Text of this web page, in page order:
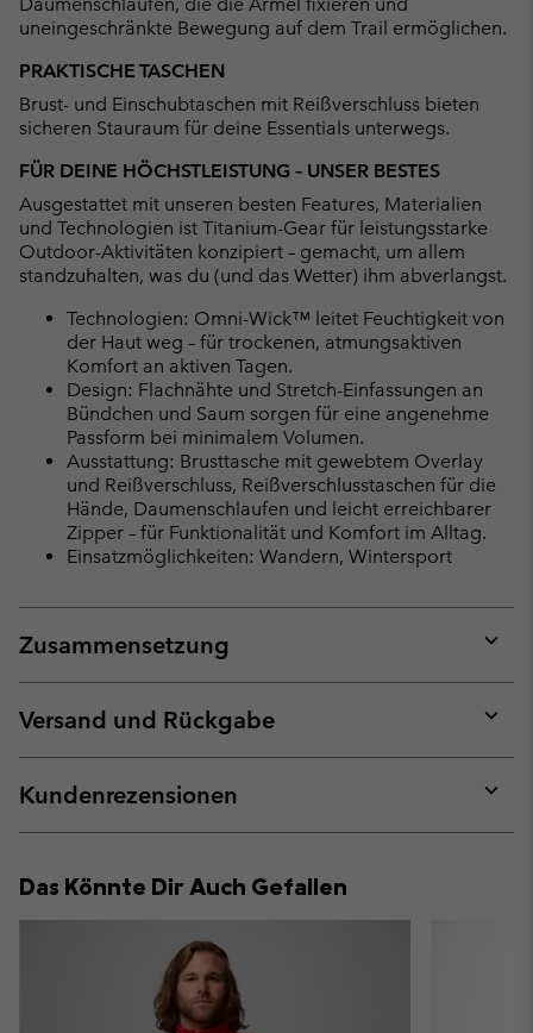
Daumenschlaufen, die die Ärmel fixieren und
uneingeschränkte Bewegung auf dem Trail ermöglichen.
PRAKTISCHE TASCHEN
Brust- und Einschubtaschen mit Reißverschluss bieten
sicheren Stauraum für deine Essentials unterwegs.
FÜR DEINE HÖCHSTLEISTUNG – UNSER BESTES
Ausgestattet mit unseren besten Features, Materialien
und Technologien ist Titanium-Gear für leistungsstarke
Outdoor-Aktivitäten konzipiert – gemacht, um allem
standzuhalten, was du (und das Wetter) ihm abverlangst.
Technologien: Omni-Wick™ leitet Feuchtigkeit von
der Haut weg – für trockenen, atmungsaktiven
Komfort an aktiven Tagen.
Design: Flachnähte und Stretch-Einfassungen an
Bündchen und Saum sorgen für eine angenehme
Passform bei minimalem Volumen.
Ausstattung: Brusttasche mit gewebtem Overlay
und Reißverschluss, Reißverschlusstaschen für die
Hände, Daumenschlaufen und leicht erreichbarer
Zipper – für Funktionalität und Komfort im Alltag.
Einsatzmöglichkeiten: Wandern, Wintersport
Zusammensetzung
or
Versand und Rückgabe
or
Kundenrezensionen
or
Das Könnte Dir Auch Gefallen